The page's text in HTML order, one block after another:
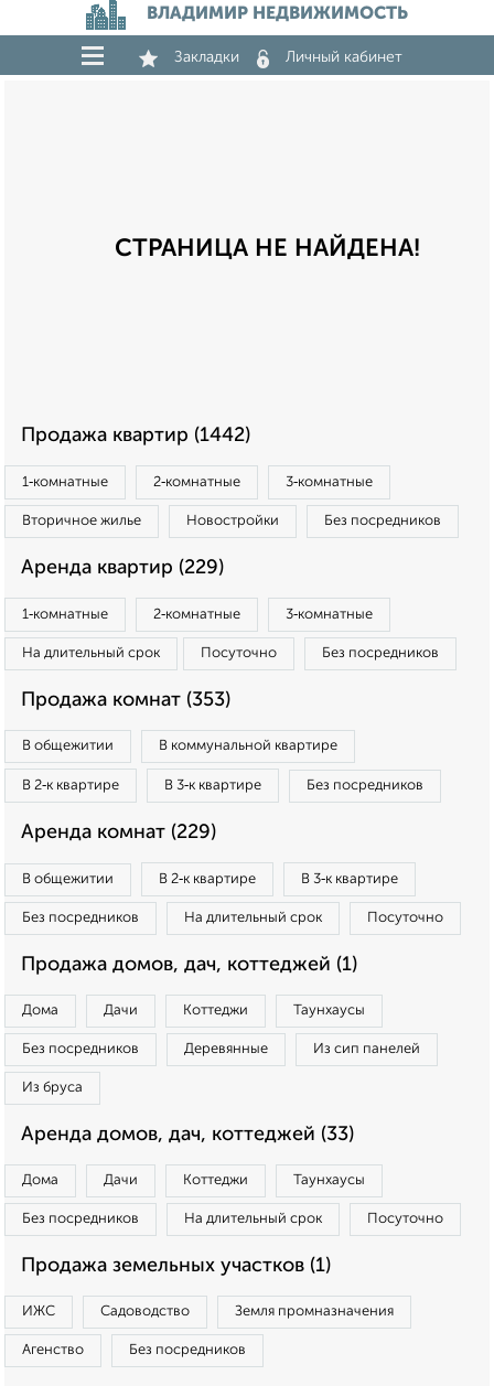
ВЛАДИМИР НЕДВИЖИМОСТЬ
Закладки Личный кабинет
СТРАНИЦА НЕ НАЙДЕНА!
Продажа квартир (1442)
1‑комнатные 2‑комнатные 3‑комнатные
Вторичное жилье Новостройки Без посредников
Аренда квартир (229)
1‑комнатные 2‑комнатные 3‑комнатные
На длительный срок Посуточно Без посредников
Продажа комнат (353)
В общежитии В коммунальной квартире
В 2‑к квартире В 3‑к квартире Без посредников
Аренда комнат (229)
В общежитии В 2‑к квартире В 3‑к квартире
Без посредников На длительный срок Посуточно
Продажа домов, дач, коттеджей (1)
Дома Дачи Коттеджи Таунхаусы
Без посредников Деревянные Из сип панелей
Из бруса
Аренда домов, дач, коттеджей (33)
Дома Дачи Коттеджи Таунхаусы
Без посредников На длительный срок Посуточно
Продажа земельных участков (1)
ИЖС Садоводство Земля промназначения
Агенство Без посредников